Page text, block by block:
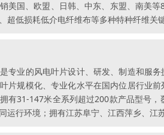
美国、欧盟、日韩、中东、东盟、南美
超低损耗低介电纤维布等多种特种纤维
专业的风电叶片设计、研发、制造和服
片规模化、专业化水平在国内位居行业
有31-147米全系列超过200款产品型号
运行环境；拥有江苏阜宁、江西萍乡、